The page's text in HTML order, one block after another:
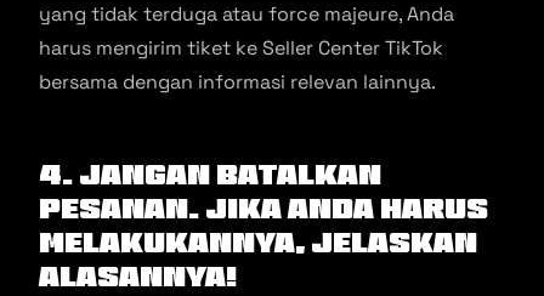
yang tidak terduga atau force majeure, Anda
harus mengirim tiket ke Seller Center TikTok
bersama dengan informasi relevan lainnya.
4. Jangan Batalkan
Pesanan. Jika Anda Harus
Melakukannya, Jelaskan
Alasannya!